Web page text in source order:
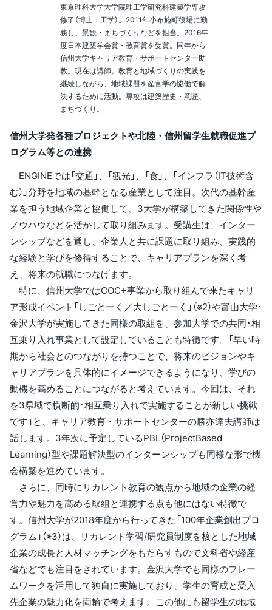
東京理科大学大学院理工学研究科建築学専攻
修了（博士：工学）。2011年小布施町役場に勤
務し、景観・まちづくりなどを担当。2016年
度日本建築学会賞・教育賞を受賞。同年から
信州大学キャリア教育・サポートセンター助
教。現在は講師。教育と地域づくりの実践を
継続しながら、地域課題を産官学の協働で解
決するために活動。専攻は建築歴史・意匠、
まちづくり。
信州大学発各種プロジェクトや北陸・信州留学生就職促進プ
ログラム等との連携
ENGINEでは「交通」、「観光」、「食」、「インフラ（IT技術含
む）」分野を地域の基幹となる産業として注目。次代の基幹産
業を担う地域企業と協働して、3大学が構築してきた関係性や
ノウハウなどを活かして取り組みます。受講生は、インター
ンシップなどを通し、企業人と共に課題に取り組み、実践的
な経験と学びを修得することで、キャリアプランを深く考
え、将来の就職につなげます。
特に、信州大学ではCOC+事業から取り組んで来たキャリ
ア形成イベント「しごとーく／大しごとーく」（※2）や富山大学･
金沢大学が実施してきた同様の取組を、参加大学での共同･相
互乗り入れ事業として設定していることも特徴です。「早い時
期から社会とのつながりを持つことで、将来のビジョンやキ
ャリアプランを具体的にイメージできるようになり、学びの
動機を高めることにつながると考えています。今回は、それ
を3県域で横断的･相互乗り入れで実施することが新しい挑戦
です」と、キャリア教育・サポートセンターの勝亦達夫講師は
話します。3年次に予定しているPBL（ProjectBased
Learning）型や課題解決型のインターンシップも同様な形で機
会構築を進めています。
さらに、同時にリカレント教育の観点から地域の企業の経
営力や魅力を高める取組と連携する点も他にはない特徴で
す。信州大学が2018年度から行ってきた「100年企業創出プロ
グラム」（※3）は、リカレント学習/研究員制度を核とした地域
企業の成長と人材マッチングをもたらすもので文科省や経産
省などでも注目をされています。金沢大学でも同様のフレー
ムワークを活用して独自に実施しており、学生の育成と受入
先企業の魅力化を両輪で考えます。この他にも留学生の地域